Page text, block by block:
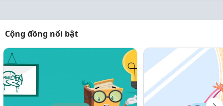
Cộng đồng nổi bật